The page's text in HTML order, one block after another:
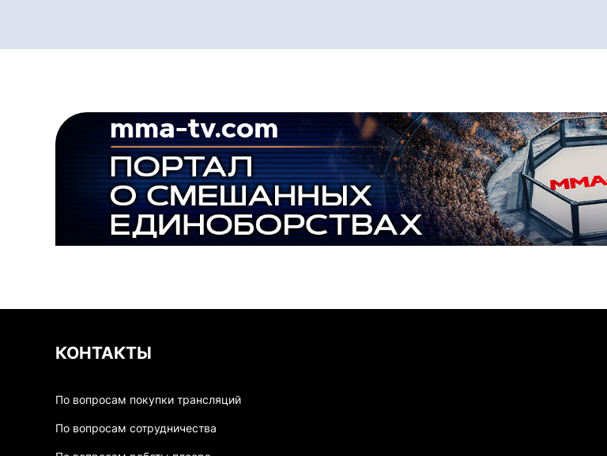
КОНТАКТЫ
По вопросам покупки трансляций
По вопросам сотрудничества